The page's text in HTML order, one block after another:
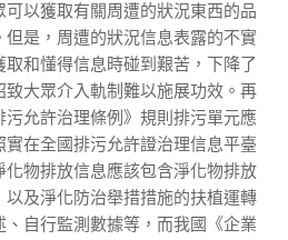
以獲取有關周遭的狀況東西的品
是，周遭的狀況信息表露的不實
和懂得信息時碰到艱苦，下降了
大眾介入軌制難以施展功效。再
允許治理條例》規則排污單元應
在全國排污允許證治理信息平臺
化物排放信息應該包含淨化物排放
及淨化防治舉措措施的扶植運轉
自行監測數據等，而我國《企業